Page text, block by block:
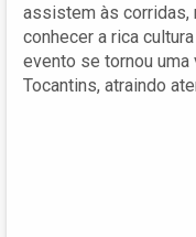
assistem às corridas,
conhecer a rica
evento se tornou
Tocantins, atraindo